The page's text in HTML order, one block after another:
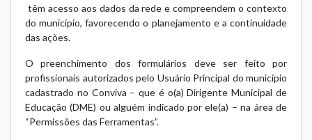
têm acesso aos dados da rede e compreendem o contexto
do município, favorecendo o planejamento e a continuidade
das ações.
O preenchimento dos formulários deve ser feito por
profissionais autorizados pelo Usuário Principal do município
cadastrado no Conviva – que é o(a) Dirigente Municipal de
Educação (DME) ou alguém indicado por ele(a) – na área de
“Permissões das Ferramentas”.